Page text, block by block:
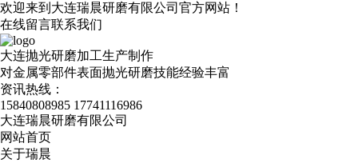
欢迎来到大连瑞晨研磨有限公司官方网站！
在线留言联系我们
大连抛光研磨加工生产制作
对金属零部件表面抛光研磨技能经验丰富
资讯热线：
15840808985 17741116986
大连瑞晨研磨有限公司
网站首页
关于瑞晨